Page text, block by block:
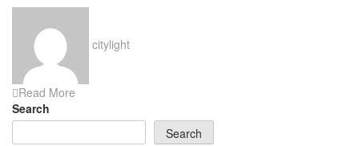
citylight
Read More
Search
Search